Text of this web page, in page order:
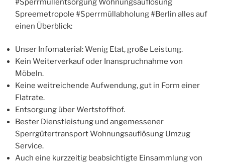
Spreemetropole #Sperrmüllabholung #Berlin alles auf
einen Überblick:
Unser Infomaterial: Wenig Etat, große Leistung.
Kein Weiterverkauf oder Inanspruchnahme von
Möbeln.
Keine weitreichende Aufwendung, gut in Form einer
Flatrate.
Entsorgung über Wertstoffhof.
Bester Dienstleistung und angemessener
Sperrgütertransport Wohnungsauflösung Umzug
Service.
Auch eine kurzzeitig beabsichtigte Einsammlung von